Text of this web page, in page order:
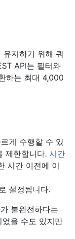
유지하기 위해 쿼
API는 필터와
하는 최대 4,000
게 수행할 수 있
제한합니다. 시간
시간 이전에 이
설정됩니다.
불완전하다는
을 수도 있지만